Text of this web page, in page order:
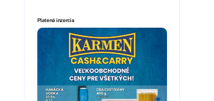
Platená inzercia